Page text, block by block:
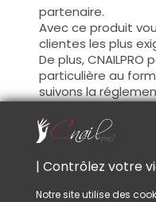
partenaire.
Avec ce produit
clientes les plus
De plus,
particulière au
suivons la
garantissons la
Ceci pour garantir
optimale.
| Contrôlez votre
Notre site utilise des